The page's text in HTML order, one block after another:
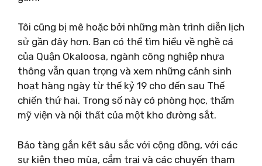
Tôi cũng bị mê hoặc bởi những màn trình diễn lịch
sử gần đây hơn. Bạn có thể tìm hiểu về nghề cá
của Quận Okaloosa, ngành công nghiệp nhựa
thông vẫn quan trọng và xem những cảnh sinh
hoạt hàng ngày từ thế kỷ 19 cho đến sau Thế
chiến thứ hai. Trong số này có phòng học, thẩm
mỹ viện và nội thất của một kho đường sắt.
Bảo tàng gắn kết sâu sắc với cộng đồng, với các
sự kiện theo mùa, cắm trại và các chuyến tham